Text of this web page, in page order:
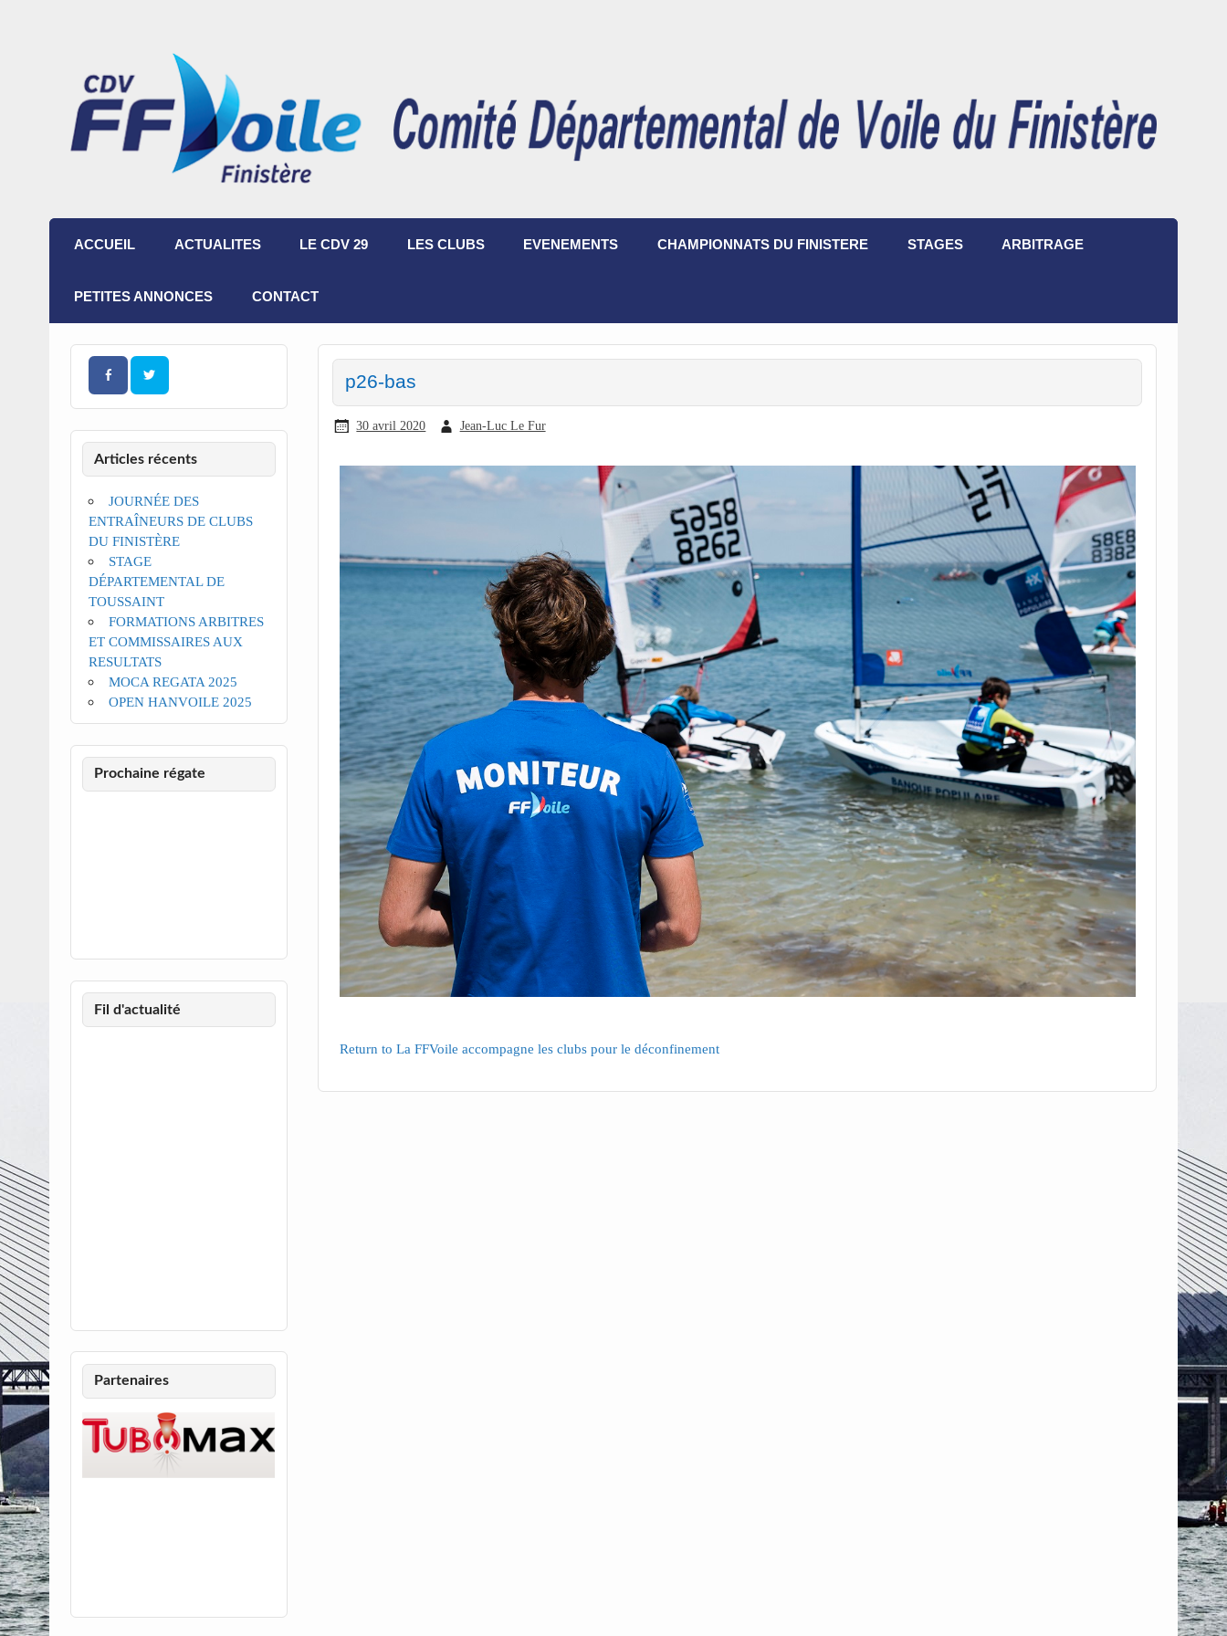
ACCUEIL ACTUALITES LE CDV 29 LES CLUBS EVENEMENTS CHAMPIONNATS DU FINISTERE STAGES ARBITRAGE
PETITES ANNONCES CONTACT
p26-bas
30 avril 2020 Jean-Luc Le Fur
Return to La FFVoile accompagne les clubs pour le déconfinement
Articles récents
JOURNÉE DES
ENTRAÎNEURS DE CLUBS
DU FINISTÈRE
STAGE
DÉPARTEMENTAL DE
TOUSSAINT
FORMATIONS ARBITRES
ET COMMISSAIRES AUX
RESULTATS
MOCA REGATA 2025
OPEN HANVOILE 2025
Prochaine régate
Fil d'actualité
Partenaires